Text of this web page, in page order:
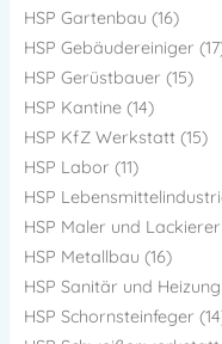
HSP Gartenbau (16)
HSP Gebäudereiniger
HSP Gerüstbauer (15)
HSP Kantine (14)
HSP KfZ Werkstatt (15)
HSP Labor (11)
HSP
HSP Maler und Lackierer
HSP Metallbau (16)
HSP Sanitär und
HSP Schornsteinfeger